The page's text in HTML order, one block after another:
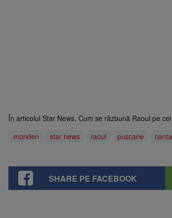
În articolul Star News. Cum se răzbună Raoul pe
monden
star news raoul puscarie
SHARE PE FACEBOOK